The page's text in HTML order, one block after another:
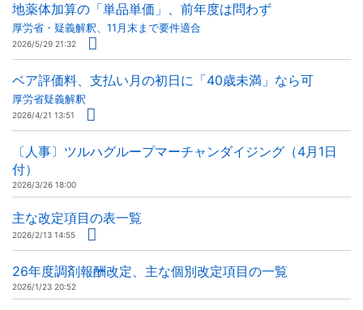
地薬体加算の「単品単価」、前年度は問わず
厚労省・疑義解釈、11月末まで要件適合
2026/5/29 21:32
ベア評価料、支払い月の初日に「40歳未満」なら可
厚労省疑義解釈
2026/4/21 13:51
〔人事〕ツルハグループマーチャンダイジング（4月1日
付）
2026/3/26 18:00
主な改定項目の表一覧
2026/2/13 14:55
26年度調剤報酬改定、主な個別改定項目の一覧
2026/1/23 20:52